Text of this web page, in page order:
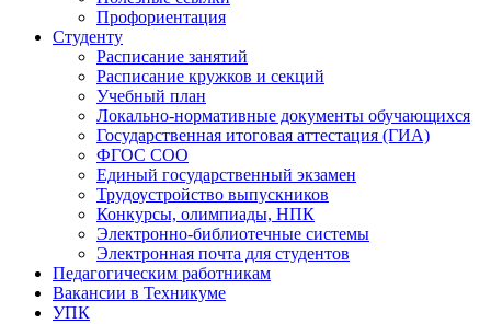
Профориентация
Студенту
Расписание занятий
Расписание кружков и секций
Учебный план
Локально-нормативные документы обучающихся
Государственная итоговая аттестация (ГИА)
ФГОС СОО
Единый государственный экзамен
Трудоустройство выпускников
Конкурсы, олимпиады, НПК
Электронно-библиотечные системы
Электронная почта для студентов
Педагогическим работникам
Вакансии в Техникуме
УПК